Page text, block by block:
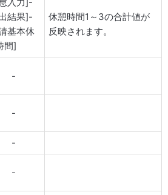
結果]-
基本休
間]
休憩時間1～3の合計値が
反映されます。
-
-
-
-